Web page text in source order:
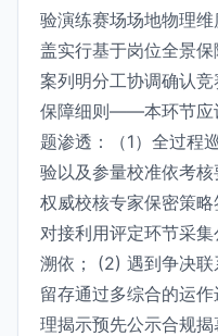
验演练赛场场地物理
盖实行基于岗位全景
案列明分工协调确认
保障细则——本环节应
题渗透：（1）全过程
验以及参量校准依考
权威校核专家保密策
对接利用评定环节采
溯依； (2) 遇到争决
留存通过多综合的运
理揭示预先公示合规